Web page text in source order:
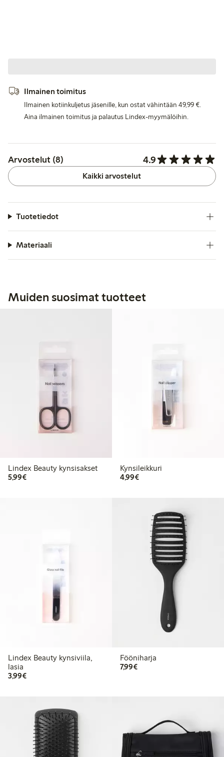
Ilmainen toimitus
Ilmainen kotiinkuljetus jäsenille, kun ostat vähintään 49,99 €.
Aina ilmainen toimitus ja palautus Lindex-myymälöihin.
Arvostelut (8) 4.9
Kaikki arvostelut
Tuotetiedot
Materiaali
Muiden suosimat tuotteet
Lindex Beauty kynsisakset
5,99€5,99 €
Kynsileikkuri
4,99€4,99 €
Lindex Beauty kynsiviila,
lasia
3,99€3,99 €
Fööniharja
7,99€7,99 €